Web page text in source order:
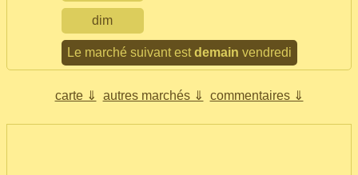
dim
Le marché suivant estdemain vendredi
carte ⇓ autres marchés ⇓ commentaires ⇓